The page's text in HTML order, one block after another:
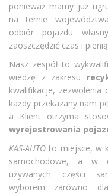
ponieważ mamy już
na ternie
odbiór pojazdu
zaoszczędzić czas i
Nasz zespół to
wiedzę z zakresu
kwalifikacje, zezwolenia
każdy przekazany nam
a Klient otrzyma
wyrejestrowania
KAS-AUTO to miejsce, w
samochodowe, a w
używanych części
wyborem zarówno